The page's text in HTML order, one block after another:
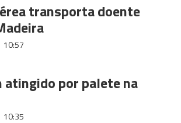
transporta doente
10:57
atingido por palete na
10:35